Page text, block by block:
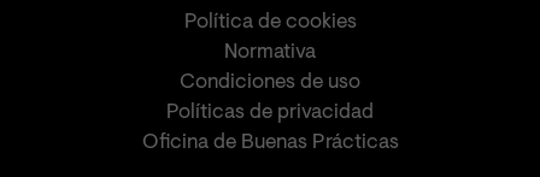
Política de cookies
Normativa
Condiciones de uso
Políticas de privacidad
Oficina de Buenas Prácticas